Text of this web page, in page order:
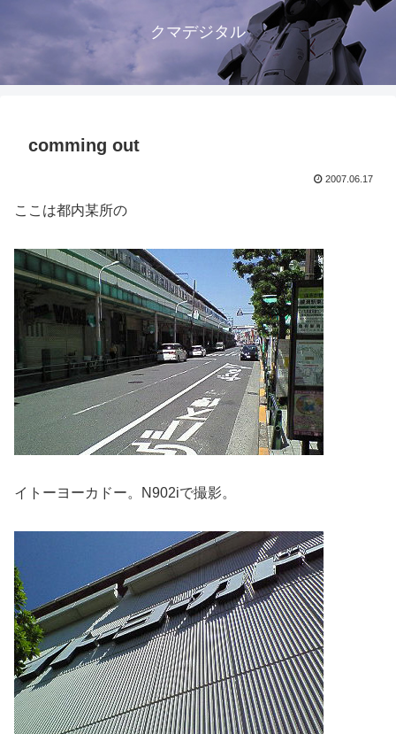
クマデジタル
comming out
2007.06.17
ここは都内某所の
イトーヨーカドー。N902iで撮影。